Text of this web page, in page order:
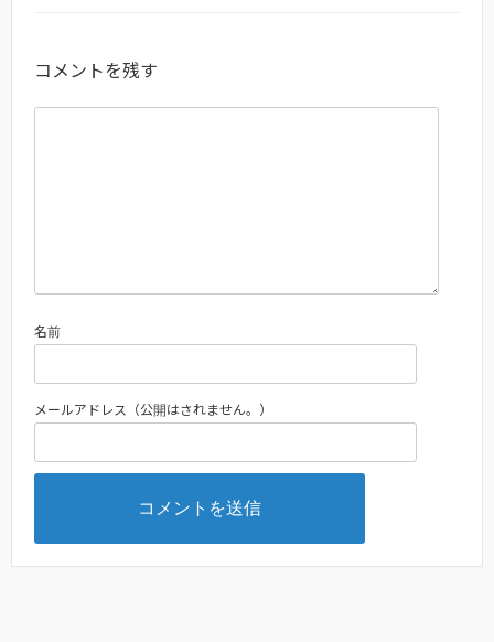
コメントを残す
名前
メールアドレス（公開はされません。）